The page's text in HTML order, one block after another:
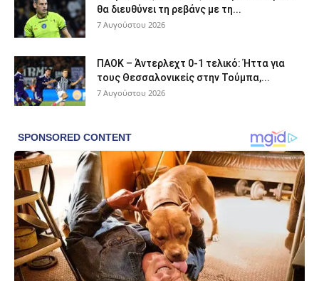
θα διευθύνει τη ρεβάνς με τη...
7 Αυγούστου 2026
ΠΑΟΚ – Άντερλεχτ 0-1 τελικό: Ήττα για
τους Θεσσαλονικείς στην Τούμπα,...
7 Αυγούστου 2026